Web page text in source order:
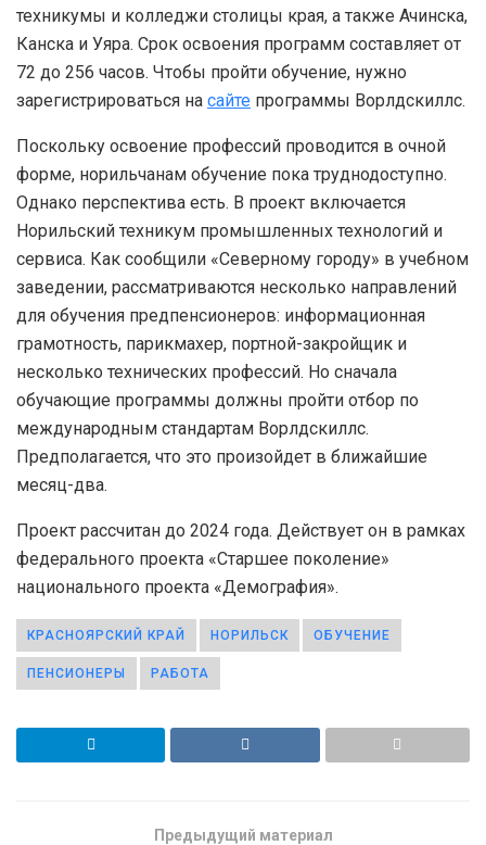
техникумы и колледжи столицы края, а также Ачинска,
Канска и Уяра. Срок освоения программ составляет от
72 до 256 часов. Чтобы пройти обучение, нужно
зарегистрироваться на сайте программы Ворлдскиллс.
Поскольку освоение профессий проводится в очной
форме, норильчанам обучение пока труднодоступно.
Однако перспектива есть. В проект включается
Норильский техникум промышленных технологий и
сервиса. Как сообщили «Северному городу» в учебном
заведении, рассматриваются несколько направлений
для обучения предпенсионеров: информационная
грамотность, парикмахер, портной-закройщик и
несколько технических профессий. Но сначала
обучающие программы должны пройти отбор по
международным стандартам Ворлдскиллс.
Предполагается, что это произойдет в ближайшие
месяц-два.
Проект рассчитан до 2024 года. Действует он в рамках
федерального проекта «Старшее поколение»
национального проекта «Демография».
КРАСНОЯРСКИЙ КРАЙ НОРИЛЬСК ОБУЧЕНИЕ
ПЕНСИОНЕРЫ РАБОТА
Предыдущий материал